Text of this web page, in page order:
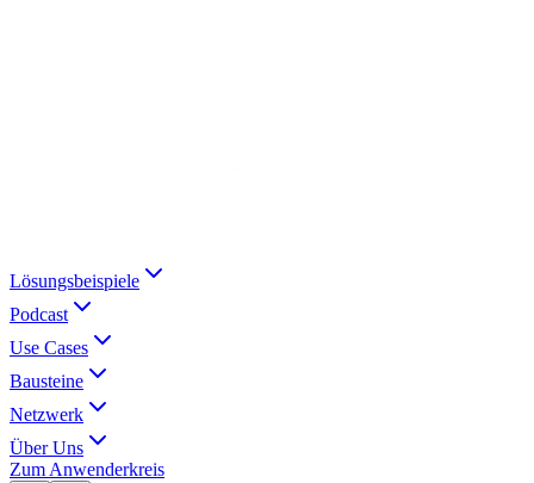
Lösungsbeispiele
Podcast
Use Cases
Bausteine
Netzwerk
Über Uns
Zum Anwenderkreis